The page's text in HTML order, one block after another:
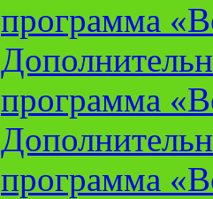
программа
программа
программа